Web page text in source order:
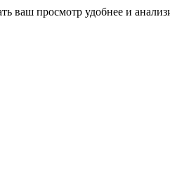
ваш просмотр удобнее и